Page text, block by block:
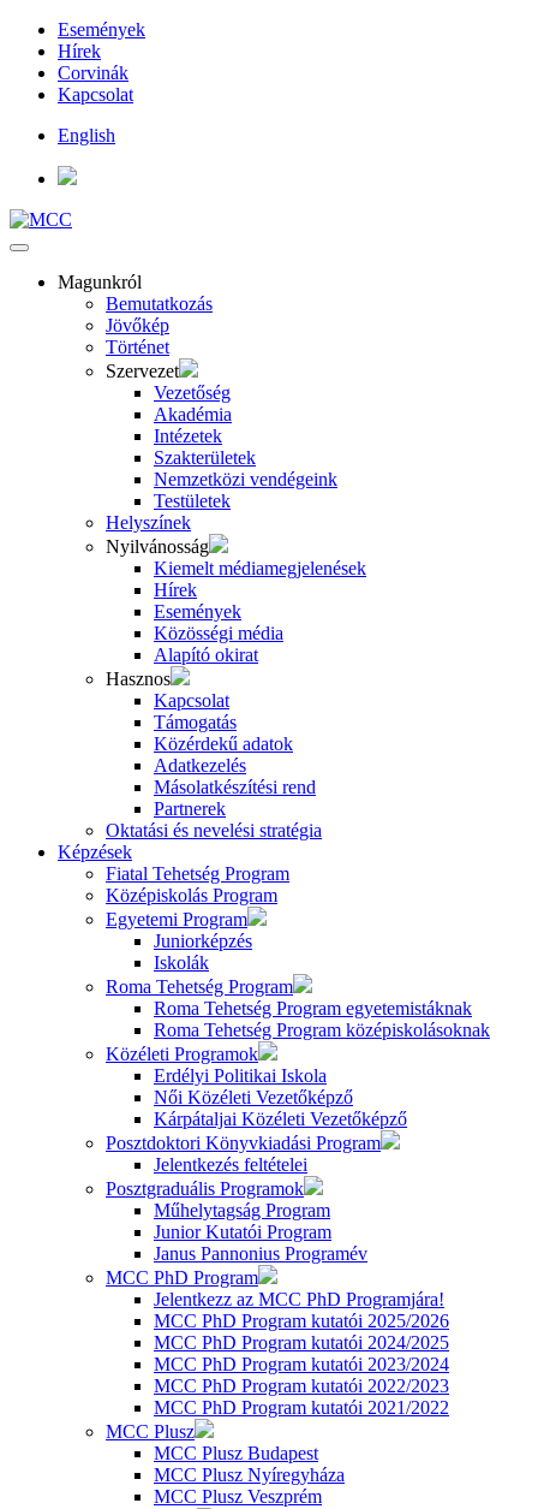
Események
Hírek
Corvinák
Kapcsolat
English
Magunkról
Bemutatkozás
Jövőkép
Történet
Szervezet
Vezetőség
Akadémia
Intézetek
Szakterületek
Nemzetközi vendégeink
Testületek
Helyszínek
Nyilvánosság
Kiemelt médiamegjelenések
Hírek
Események
Közösségi média
Alapító okirat
Hasznos
Kapcsolat
Támogatás
Közérdekű adatok
Adatkezelés
Másolatkészítési rend
Partnerek
Oktatási és nevelési stratégia
Képzések
Fiatal Tehetség Program
Középiskolás Program
Egyetemi Program
Juniorképzés
Iskolák
Roma Tehetség Program
Roma Tehetség Program egyetemistáknak
Roma Tehetség Program középiskolásoknak
Közéleti Programok
Erdélyi Politikai Iskola
Női Közéleti Vezetőképző
Kárpátaljai Közéleti Vezetőképző
Posztdoktori Könyvkiadási Program
Jelentkezés feltételei
Posztgraduális Programok
Műhelytagság Program
Junior Kutatói Program
Janus Pannonius Programév
MCC PhD Program
Jelentkezz az MCC PhD Programjára!
MCC PhD Program kutatói 2025/2026
MCC PhD Program kutatói 2024/2025
MCC PhD Program kutatói 2023/2024
MCC PhD Program kutatói 2022/2023
MCC PhD Program kutatói 2021/2022
MCC Plusz
MCC Plusz Budapest
MCC Plusz Nyíregyháza
MCC Plusz Veszprém